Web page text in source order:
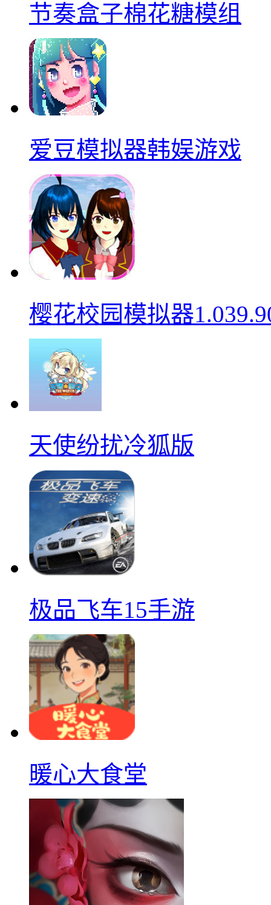
节奏盒子棉花糖模组
爱豆模拟器韩娱游戏
樱花校园模拟器
天使纷扰冷狐版
极品飞车15手游
暖心大食堂